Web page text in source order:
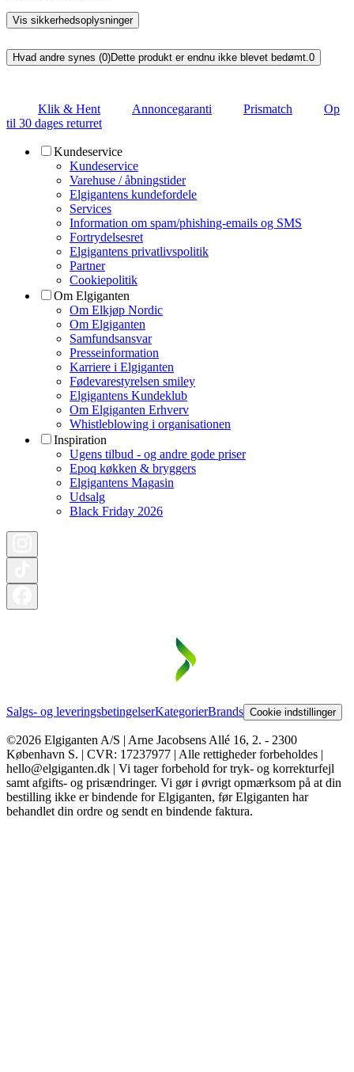
Vis sikkerhedsoplysninger
Hvad andre synes (0)Dette produkt er endnu ikke blevet bedømt.0
Klik & Hent Annoncegaranti Prismatch
Op
til 30 dages returret
Kundeservice
Kundeservice
Varehuse / åbningstider
Elgigantens kundefordele
Services
Information om spam/phishing-emails og SMS
Fortrydelsesret
Elgigantens privatlivspolitik
Partner
Cookiepolitik
Om Elgiganten
Om Elkjøp Nordic
Om Elgiganten
Samfundsansvar
Presseinformation
Karriere i Elgiganten
Fødevarestyrelsen smiley
Elgigantens Kundeklub
Om Elgiganten Erhverv
Whistleblowing i organisationen
Inspiration
Ugens tilbud - og andre gode priser
Epoq køkken & bryggers
Elgigantens Magasin
Udsalg
Black Friday 2026
Salgs- og leveringsbetingelserKategorierBrands Cookie indstillinger
©2026 Elgiganten A/S | Arne Jacobsens Allé 16, 2. - 2300
København S. | CVR: 17237977 | Alle rettigheder forbeholdes |
hello@elgiganten.dk | Vi tager forbehold for tryk- og korrekturfejl
samt afgifts- og prisændringer. Vi gør i øvrigt opmærksom på at din
bestilling ikke er bindende for Elgiganten, før Elgiganten har
behandlet din ordre og sendt en bindende faktura.